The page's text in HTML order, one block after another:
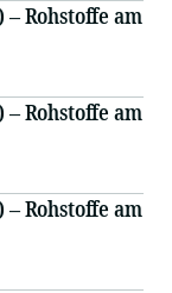
Rohstoffe am
Rohstoffe am
Rohstoffe am